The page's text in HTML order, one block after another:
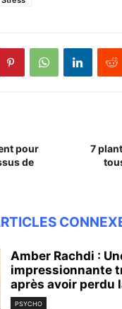
pour
de
7
Amber Rachdi :
impressionnante
après avoir perdu
PSYCHO